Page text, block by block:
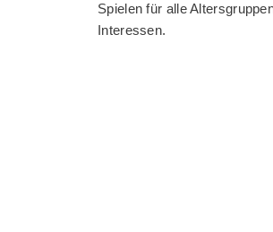
Spielen für alle
Interessen.